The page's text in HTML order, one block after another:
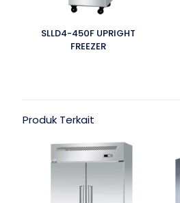
SLLD4-450F UPRIGHT
FREEZER
Produk Terkait